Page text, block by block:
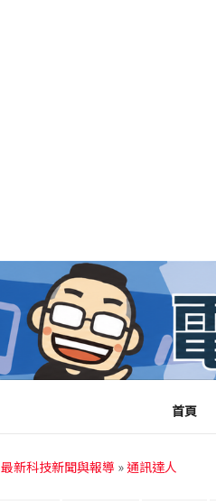
首頁
最新科技新聞與報導 »通訊達人